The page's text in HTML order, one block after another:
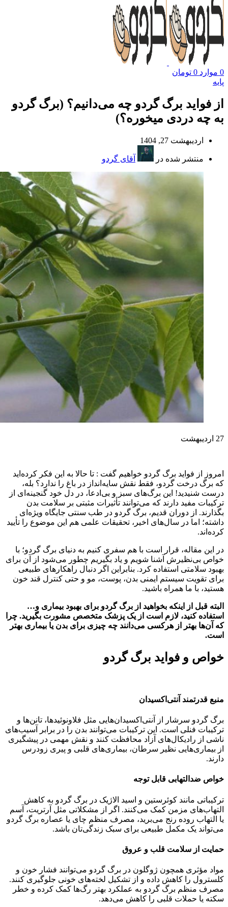
0 موارد 0 تومان
پایه
از فواید برگ گردو چه می‌دانیم؟ (برگ گردو
به چه دردی میخوره؟)
اردیبهشت 27, 1404
منتشر شده در آقای گردو
27 اردیبهشت
امروز از فواید برگ گردو خواهیم گفت : تا حالا به این فکر کرده‌اید
که برگ درخت گردو، فقط نقش سایه‌انداز در باغ را ندارد؟ بله،
درست شنیدید! این برگ‌های سبز و بی‌ادعا، در دل خود گنجینه‌ای از
ترکیبات مفید دارند که می‌توانند تأثیرات مثبتی بر سلامت بدن
بگذارند. از دوران قدیم، برگ گردو در طب سنتی جایگاه ویژه‌ای
داشته؛ اما در سال‌های اخیر، تحقیقات علمی هم این موضوع را تأیید
کرده‌اند.
در این مقاله، قرار است با هم سفری کنیم به دنیای برگ گردو؛ با
خواص بی‌نظیرش آشنا شویم و یاد بگیریم چطور می‌شود از آن برای
بهبود سلامتی استفاده کرد. بنابراین اگر دنبال راهکارهای طبیعی
برای تقویت سیستم ایمنی بدن، پوست، مو و حتی کنترل قند خون
هستید، با ما همراه باشید.
البته قبل از اینکه بخواهید از برگ گردو برای بهبود بیماری و…
استفاده کنید، لازم است از یک پزشک متخصص مشورت بگیرید. چرا
که آن‌ها بهتر از هرکسی می‌دانند چه چیزی برای بدن یا بیماری بهتر
است.
خواص و فواید برگ گردو
منبع قدرتمند آنتی‌اکسیدان
برگ گردو سرشار از آنتی‌اکسیدان‌هایی مثل فلاونوئیدها، تانن‌ها و
ترکیبات فنلی است. این ترکیبات می‌توانند بدن را در برابر آسیب‌های
ناشی از رادیکال‌های آزاد محافظت کنند و نقش مهمی در پیشگیری
از بیماری‌هایی نظیر سرطان، بیماری‌های قلبی و پیری زودرس
دارند.
خواص ضدالتهابی قابل توجه
ترکیباتی مانند کوئرستین و اسید الاژیک در برگ گردو به کاهش
التهاب‌های مزمن کمک می‌کنند. اگر از مشکلاتی مثل آرتریت، آسم
یا التهاب روده رنج می‌برید، مصرف منظم چای یا عصاره برگ گردو
می‌تواند یک مکمل طبیعی برای سبک زندگی‌تان باشد.
حمایت از سلامت قلب و عروق
مواد مؤثری همچون ژوگلون در برگ گردو می‌توانند فشار خون و
کلسترول را کاهش داده و از تشکیل لخته‌های خونی جلوگیری کنند.
مصرف منظم برگ گردو به عملکرد بهتر رگ‌ها کمک کرده و خطر
سکته یا حملات قلبی را کاهش می‌دهد.